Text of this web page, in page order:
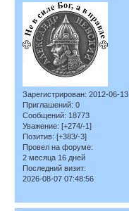
Зарегистрирован: 2012-06-13
Приглашений: 0
Сообщений: 18773
Уважение: [+274/-1]
Позитив: [+383/-3]
Провел на форуме:
2 месяца 16 дней
Последний визит:
2026-08-07 07:48:56